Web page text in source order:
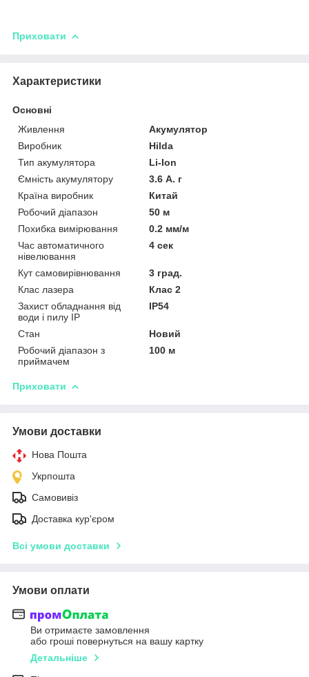
Приховати
Характеристики
Основні
Живлення
Акумулятор
Виробник
Hilda
Тип акумулятора
Li-Ion
Ємність акумулятору
3.6 А. г
Країна виробник
Китай
Робочий діапазон
50 м
Похибка вимірювання
0.2 мм/м
Час автоматичного
нівелювання
4 сек
Кут самовирівнювання
3 град.
Клас лазера
Клас 2
Захист обладнання від
води і пилу IP
IP54
Стан
Новий
Робочий діапазон з
приймачем
100 м
Приховати
Умови доставки
Нова Пошта
Укрпошта
Самовивіз
Доставка кур'єром
Всі умови доставки
Умови оплати
Ви отримаєте замовлення
або гроші повернуться на вашу картку
Детальніше